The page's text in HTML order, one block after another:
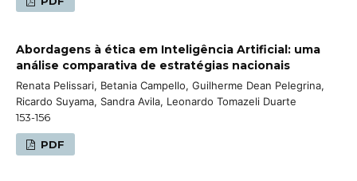
Abordagens à ética em Inteligência Artificial: uma
análise comparativa de estratégias nacionais
Renata Pelissari, Betania Campello, Guilherme Dean Pelegrina,
Ricardo Suyama, Sandra Avila, Leonardo Tomazeli Duarte
153-156
PDF